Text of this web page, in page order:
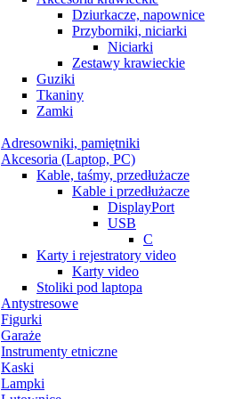
Dziurkacze, napownice
Przyborniki, niciarki
Niciarki
Zestawy krawieckie
Guziki
Tkaniny
Zamki
Adresowniki, pamiętniki
Akcesoria (Laptop, PC)
Kable, taśmy, przedłużacze
Kable i przedłużacze
DisplayPort
USB
C
Karty i rejestratory video
Karty video
Stoliki pod laptopa
Antystresowe
Figurki
Garaże
Instrumenty etniczne
Kaski
Lampki